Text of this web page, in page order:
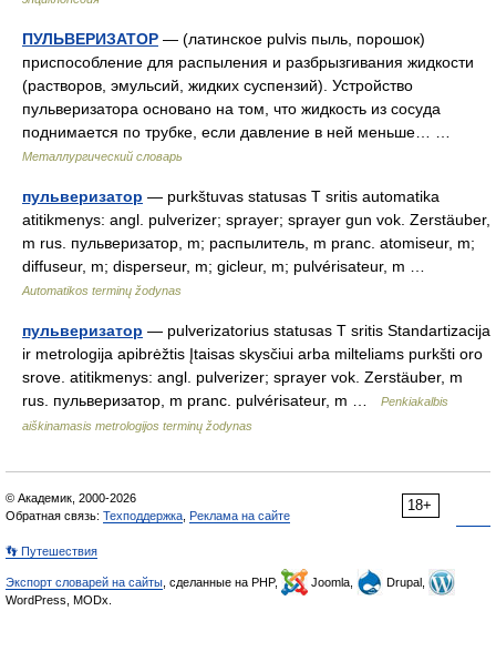
ПУЛЬВЕРИЗАТОР — (латинское pulvis пыль, порошок)
приспособление для распыления и разбрызгивания жидкости
(растворов, эмульсий, жидких суспензий). Устройство
пульверизатора основано на том, что жидкость из сосуда
поднимается по трубке, если давление в ней меньше… …
Металлургический словарь
пульверизатор — purkštuvas statusas T sritis automatika
atitikmenys: angl. pulverizer; sprayer; sprayer gun vok. Zerstäuber,
m rus. пульверизатор, m; распылитель, m pranc. atomiseur, m;
diffuseur, m; disperseur, m; gicleur, m; pulvérisateur, m …
Automatikos terminų žodynas
пульверизатор — pulverizatorius statusas T sritis Standartizacija
ir metrologija apibrėžtis Įtaisas skysčiui arba milteliams purkšti oro
srove. atitikmenys: angl. pulverizer; sprayer vok. Zerstäuber, m
rus. пульверизатор, m pranc. pulvérisateur, m …
Penkiakalbis
aiškinamasis metrologijos terminų žodynas
18+
© Академик, 2000-2026
Обратная связь: Техподдержка Реклама на сайте
👣 Путешествия
Экспорт словарей на сайты , сделанные на PHP, Joomla,
Drupal,
WordPress, MODx.